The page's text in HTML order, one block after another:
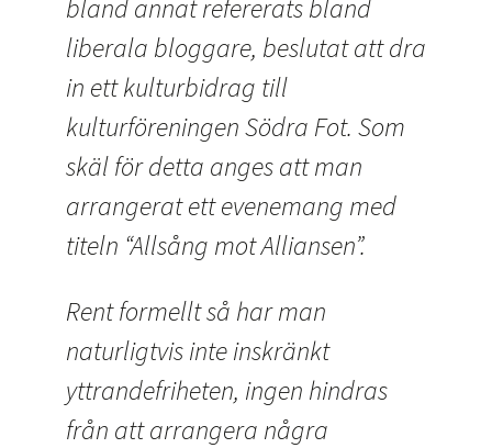
bland annat refererats bland
liberala bloggare, beslutat att dra
in ett kulturbidrag till
kulturföreningen Södra Fot. Som
skäl för detta anges att man
arrangerat ett evenemang med
titeln “Allsång mot Alliansen”.
Rent formellt så har man
naturligtvis inte inskränkt
yttrandefriheten, ingen hindras
från att arrangera några